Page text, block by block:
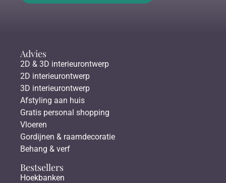
Advies
2D & 3D interieurontwerp
2D interieurontwerp
3D interieurontwerp
Afstyling aan huis
Gratis personal shopping
Vloeren
Gordijnen & raamdecoratie
Behang & verf
Bestsellers
Hoekbanken